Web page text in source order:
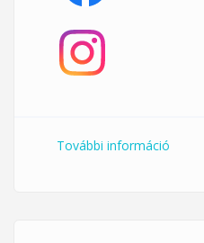
További információ